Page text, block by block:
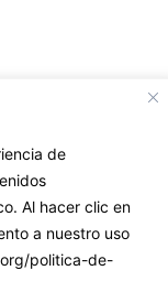
de
Al hacer clic en
a nuestro uso
politica-de-